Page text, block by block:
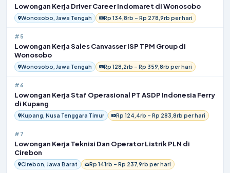
Lowongan Kerja Driver Career Indomaret di Wonosobo
Wonosobo, Jawa Tengah Rp 134,8rb – Rp 278,9rb per hari
#5
Lowongan Kerja Sales Canvasser ISP TPM Group di
Wonosobo
Wonosobo, Jawa Tengah Rp 128,2rb – Rp 359,8rb per hari
#6
Lowongan Kerja Staf Operasional PT ASDP Indonesia Ferry
di Kupang
Kupang, Nusa Tenggara Timur Rp 124,4rb – Rp 283,8rb per hari
#7
Lowongan Kerja Teknisi Dan Operator Listrik PLN di
Cirebon
Cirebon, Jawa Barat Rp 141rb – Rp 237,9rb per hari